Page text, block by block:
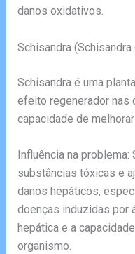
danos oxidativos.
Schisandra
Schisandra é uma
efeito regenerador nas
capacidade de
Influência na
substâncias tóxicas e
danos hepáticos,
doenças induzidas por
hepática e a
organismo.